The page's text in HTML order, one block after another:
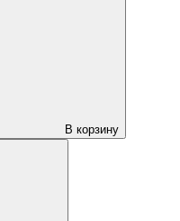
В корзину